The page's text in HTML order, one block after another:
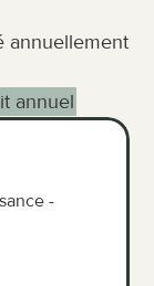
annuellement
annuel
-